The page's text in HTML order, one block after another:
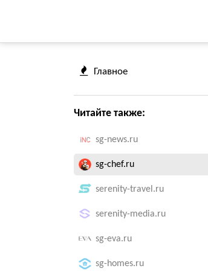
Главное
Читайте также:
sg-news.ru
sg-chef.ru
serenity-travel.ru
serenity-media.ru
sg-eva.ru
sg-homes.ru